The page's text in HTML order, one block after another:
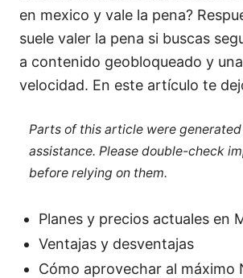
en mexico y vale la pena?
suele valer la pena si buscas
a contenido geobloqueado y
velocidad. En este artículo te
Parts of this article were
assistance. Please double-check
before relying on them.
Planes y precios actuales en
Ventajas y desventajas
Cómo aprovechar al máximo